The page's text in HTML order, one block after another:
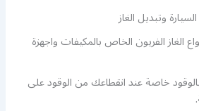
وتبديل الغاز
الغاز الفريون الخاص بالمكيفات واجهزة
بالوقود خاصة عند انقطاعك من الوقود على